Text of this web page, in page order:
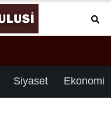
Siyaset Ekonomi